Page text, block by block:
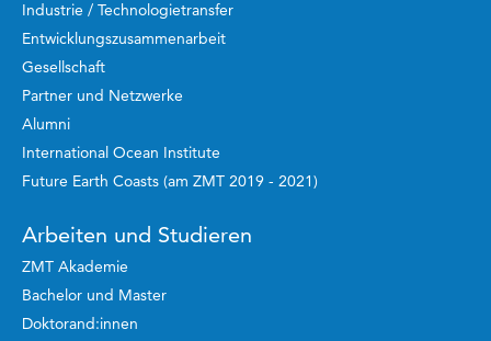
Industrie / Technologietransfer
Entwicklungszusammenarbeit
Gesellschaft
Partner und Netzwerke
Alumni
International Ocean Institute
Future Earth Coasts (am ZMT 2019 - 2021)
Arbeiten und Studieren
ZMT Akademie
Bachelor und Master
Doktorand:innen